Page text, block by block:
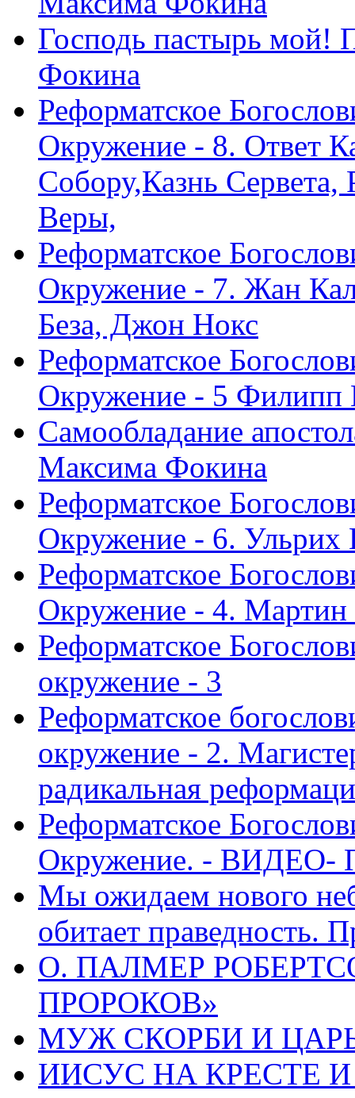
Господь пастырь мой!
Фокина
Реформатское
Окружение - 8. Ответ
Собору,Казнь Сервета,
Веры,
Реформатское
Окружение - 7. Жан
Беза, Джон Нокс
Реформатское
Окружение - 5 Филипп
Самообладание
Максима Фокина
Реформатское
Окружение - 6. Ульрих
Реформатское
Окружение - 4.
Реформатское
окружение - 3
Реформатское
окружение - 2.
радикальная
Реформатское
Окружение. - ВИДЕО-
Мы ожидаем нового
обитает праведность.
О. ПАЛМЕР
ПРОРОКОВ»
МУЖ СКОРБИ И ЦАРЬ
ИИСУС НА КРЕСТЕ